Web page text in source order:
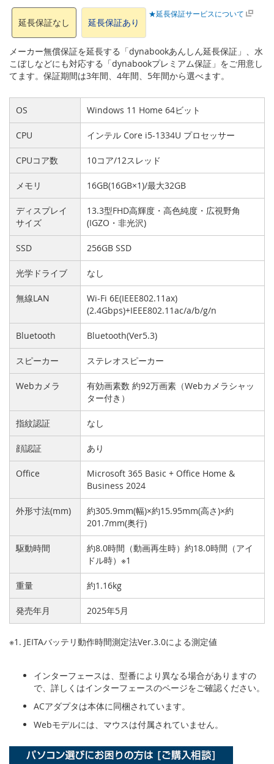
延長保証なし 延長保証あり
★延長保証サービスについて
メーカー無償保証を延長する「dynabookあんしん延長保証」、水
こぼしなどにも対応する「dynabookプレミアム保証」をご用意し
てます。保証期間は3年間、4年間、5年間から選べます。
OS Windows 11 Home 64ビット
CPU インテル Core i5-1334U プロセッサー
CPUコア数 10コア/12スレッド
メモリ 16GB(16GB×1)/最大32GB
ディスプレイ
サイズ
13.3型FHD高輝度・高色純度・広視野角
(IGZO・非光沢)
SSD 256GB SSD
光学ドライブ なし
無線LAN
Wi-Fi 6E(IEEE802.11ax)
(2.4Gbps)+IEEE802.11ac/a/b/g/n
Bluetooth Bluetooth(Ver5.3)
スピーカー ステレオスピーカー
Webカメラ
有効画素数 約92万画素（Webカメラシャッ
ター付き）
指紋認証 なし
顔認証 あり
Office
Microsoft 365 Basic + Office Home &
Business 2024
外形寸法(mm)
約305.9mm(幅)×約15.95mm(高さ)×約
201.7mm(奥行)
駆動時間
約8.0時間（動画再生時）約18.0時間（アイ
ドル時）※1
重量 約1.16kg
発売年月 2025年5月
※1. JEITAバッテリ動作時間測定法Ver.3.0による測定値
インターフェースは、型番により異なる場合がありますの
で、詳しくはインターフェースのページをご確認ください。
ACアダプタは本体に同梱されています。
Webモデルには、マウスは付属されていません。